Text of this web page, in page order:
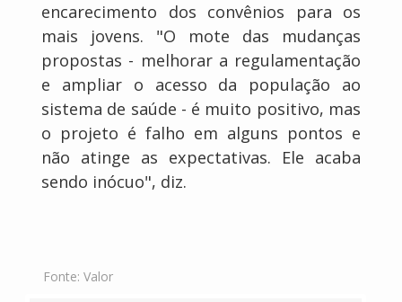
encarecimento dos convênios para os
mais jovens. "O mote das mudanças
propostas - melhorar a regulamentação
e ampliar o acesso da população ao
sistema de saúde - é muito positivo, mas
o projeto é falho em alguns pontos e
não atinge as expectativas. Ele acaba
sendo inócuo", diz.
Fonte: Valor